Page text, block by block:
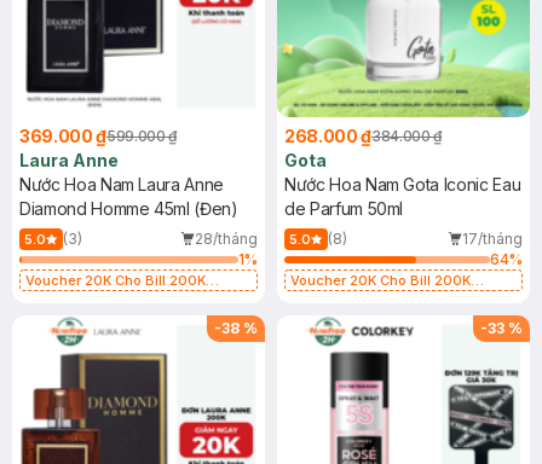
369.000 ₫599.000 ₫
Laura Anne
Nước Hoa Nam Laura Anne
Diamond Homme 45ml (Đen)
5.0 (3)
28/tháng
1%
Voucher 20K Cho Bill 200K
Gennie, Parision (SL có hạn)
268.000 ₫384.000 ₫
Gota
Nước Hoa Nam Gota Iconic Eau
de Parfum 50ml
5.0 (8)
17/tháng
64%
Voucher 20K Cho Bill 200K
Gennie, Parision (SL có hạn)
-38 % -33 %